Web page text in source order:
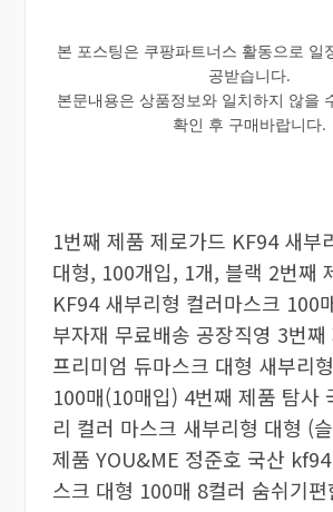
본 포스팅은 쿠팡파트너스 활동으로 일
공받습니다.
본문내용은 상품정보와 일치하지 않을
확인 후 구매바랍니다.
1번째 제품 제로가드 KF94 새부
대형, 100개입, 1개, 블랙 2번째
KF94 새부리형 컬러마스크 100
부자재 무료배송 공장직영 3번
프리미엄 듀마스크 대형 새부리
100매(10매입) 4번째 제품 탐사
리 컬러 마스크 새부리형 대형 (
제품 YOU&ME 정준호 국산
스크 대형 100매 8컬러 숨쉬기